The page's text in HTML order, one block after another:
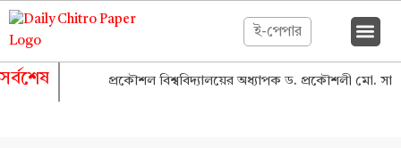
Skip
content
ই-পেপার
সর্বশেষ
হলেন বাংলাদেশ প্রকৌশল বিশ্ববিদ্যালয়ের অধ্যাপক ড. প্রকৌশলী মো.